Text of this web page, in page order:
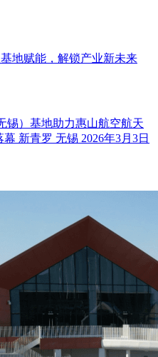
地赋能，解锁产业新未来
锡）基地助力惠山航空航天
新青罗 无锡 2026年3月3日